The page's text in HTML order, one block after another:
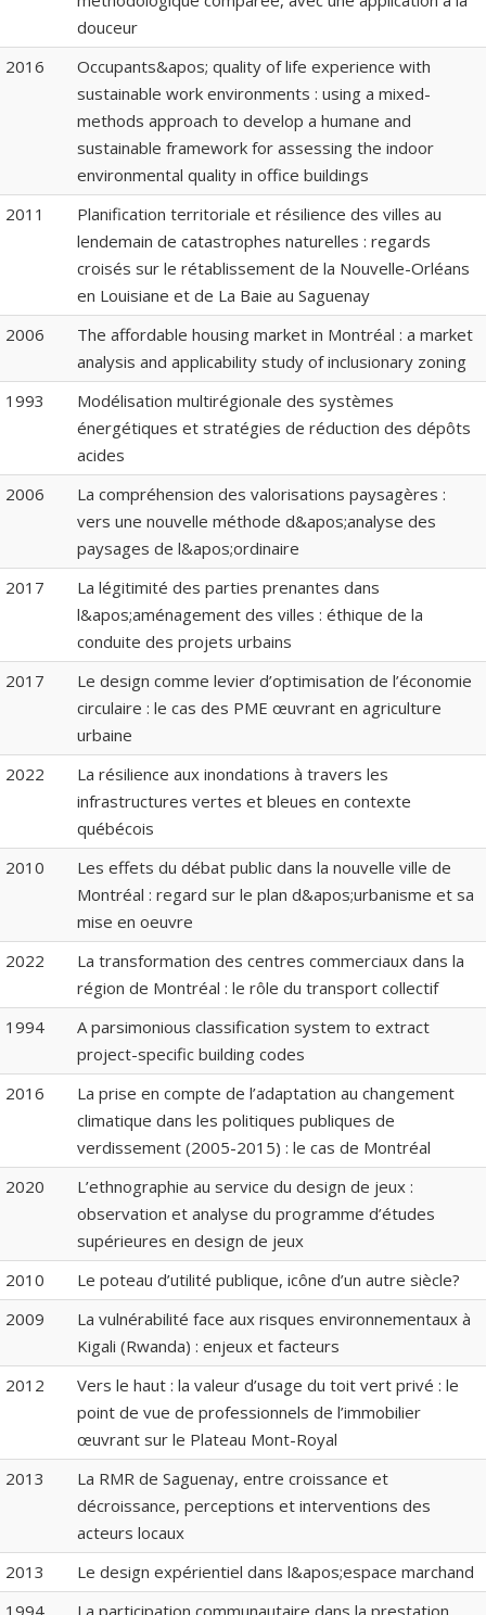
douceur
2016
Occupants&apos; quality of life experience with
sustainable work environments : using a mixed-
methods approach to develop a humane and
sustainable framework for assessing the indoor
environmental quality in office buildings
2011
Planification territoriale et résilience des villes au
lendemain de catastrophes naturelles : regards
croisés sur le rétablissement de la Nouvelle-Orléans
en Louisiane et de La Baie au Saguenay
2006
The affordable housing market in Montréal : a market
analysis and applicability study of inclusionary zoning
1993
Modélisation multirégionale des systèmes
énergétiques et stratégies de réduction des dépôts
acides
2006
La compréhension des valorisations paysagères :
vers une nouvelle méthode d&apos;analyse des
paysages de l&apos;ordinaire
2017
La légitimité des parties prenantes dans
l&apos;aménagement des villes : éthique de la
conduite des projets urbains
2017
Le design comme levier d’optimisation de l’économie
circulaire : le cas des PME œuvrant en agriculture
urbaine
2022
La résilience aux inondations à travers les
infrastructures vertes et bleues en contexte
québécois
2010
Les effets du débat public dans la nouvelle ville de
Montréal : regard sur le plan d&apos;urbanisme et sa
mise en oeuvre
2022
La transformation des centres commerciaux dans la
région de Montréal : le rôle du transport collectif
1994
A parsimonious classification system to extract
project-specific building codes
2016
La prise en compte de l’adaptation au changement
climatique dans les politiques publiques de
verdissement (2005-2015) : le cas de Montréal
2020
L’ethnographie au service du design de jeux :
observation et analyse du programme d’études
supérieures en design de jeux
2010
Le poteau d’utilité publique, icône d’un autre siècle?
2009
La vulnérabilité face aux risques environnementaux à
Kigali (Rwanda) : enjeux et facteurs
2012
Vers le haut : la valeur d’usage du toit vert privé : le
point de vue de professionnels de l’immobilier
œuvrant sur le Plateau Mont-Royal
2013
La RMR de Saguenay, entre croissance et
décroissance, perceptions et interventions des
acteurs locaux
2013
Le design expérientiel dans l&apos;espace marchand